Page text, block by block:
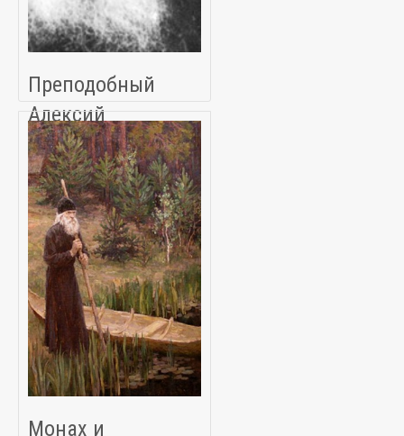
Преподобный
Алексий
Зосимовский
Монах и